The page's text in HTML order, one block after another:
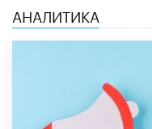
АНАЛИТИКА